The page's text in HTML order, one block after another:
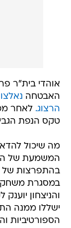
אוהדי בית"ר
האבטחה
הרצוג. לאחר
טקס הנפת
מה שיכול
המשמעת של
בהתפרצות של
במסגרת משחק
והניצחון
ישללו ממנה
הספורטיביות